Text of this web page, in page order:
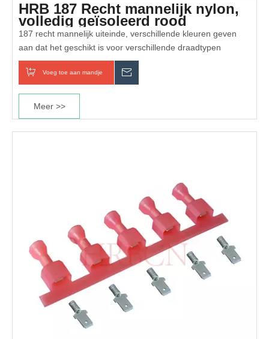
HRB 187 Recht mannelijk nylon,
volledig geïsoleerd rood
AWG#22-18
187 recht mannelijk uiteinde, verschillende kleuren geven
aan dat het geschikt is voor verschillende draadtypen
Voeg toe aan mandje
Meer >>